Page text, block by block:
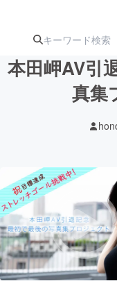
ジ
アート・
テクノロ
映像・映画
本田岬AV引
真集